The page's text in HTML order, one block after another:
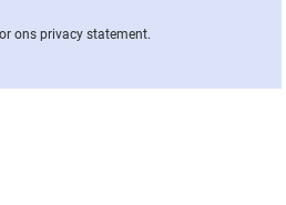
ons privacy statement.